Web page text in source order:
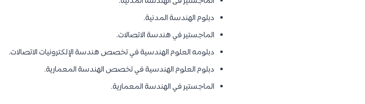
دبلوم الهندسة المدنية.
الماجستير في هندسة الاتصالات.
دبلومه العلوم الهندسية في تخصص هندسة الإلكترونيات الاتصالات.
دبلوم العلوم الهندسية في تخصص الهندسة المعمارية.
الماجستير في الهندسة المعمارية.